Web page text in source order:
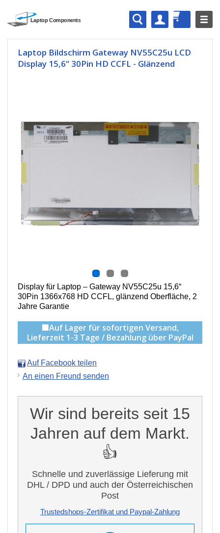
Laptop Bildschirm Gateway NV55C25u LCD
Display 15,6“ 30Pin HD CCFL - Glänzend
Display für Laptop – Gateway NV55C25u 15,6“
30Pin 1366x768 HD CCFL, g länzend Oberfläche, 2
Jahre Garantie
🟩Auf Lager für sofortigen Versand,
Lieferzeit 1-3 Tage / Bezahlung über PayPal
Auf Facebook teilen
An einen Freund senden
Wir sind bereits seit 15
Jahren auf dem Markt.
👍
Schnelle und zuverlässige Lieferung mit
DHL / DPD und auch der Österreichischen
Post
Trustedshops-Zertifikat und Paypal-Zahlung